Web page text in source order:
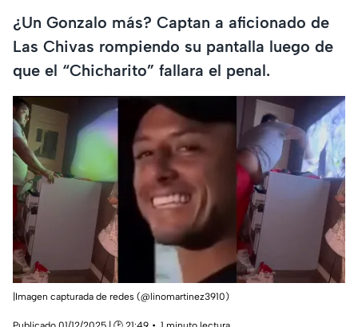
¿Un Gonzalo más? Captan a aficionado de
Las Chivas rompiendo su pantalla luego de
que el “Chicharito” fallara el penal.
|Imagen capturada de redes (@linomartinez3910)